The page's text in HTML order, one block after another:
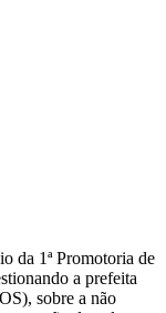
da 1ª Promotoria de
a prefeita
sobre a não